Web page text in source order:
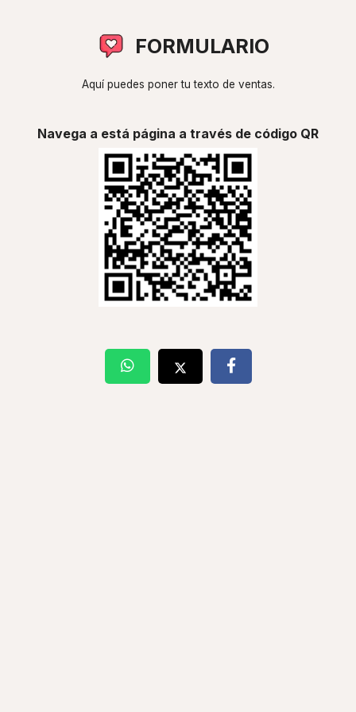
FORMULARIO
Aquí puedes poner tu texto de ventas.
Navega a está página a través de código QR